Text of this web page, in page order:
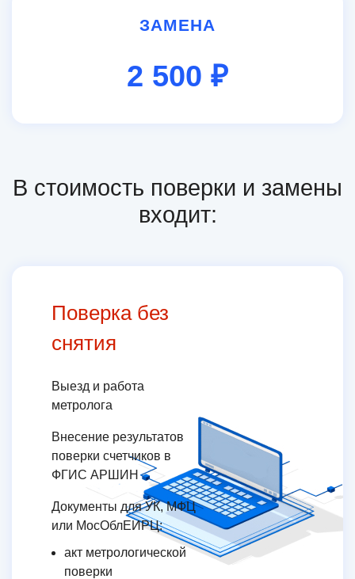
ЗАМЕНА
2 500 ₽
В стоимость поверки и замены
входит:
Поверка без
снятия
Выезд и работа
метролога
Внесение результатов
поверки счетчиков в
ФГИС АРШИН
Документы для УК, МФЦ
или МосОблЕИРЦ:
акт метрологической
поверки